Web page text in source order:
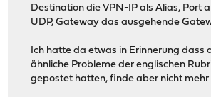
Destination die VPN-IP als Alias, Port
UDP, Gateway das ausgehende
Ich hatte da etwas in Erinnerung dass
ähnliche Probleme der englischen
gepostet hatten, finde aber nicht mehr